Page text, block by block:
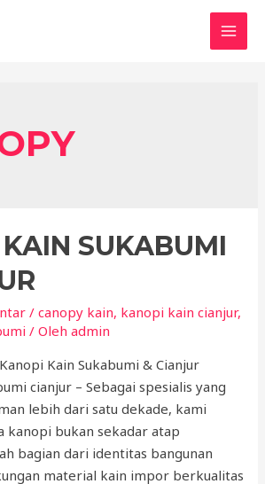
SUKABUMI
/canopy kain, kanopi kain cianjur,
/ Olehadmin
Kain Sukabumi & Cianjur
cianjur – Sebagai spesialis yang
lebih dari satu dekade, kami
kanopi bukan sekadar atap
bagian dari identitas bangunan
material kain impor berkualitas